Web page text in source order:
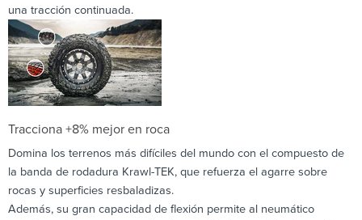
una tracción continuada.
Tracciona +8% mejor en roca
Domina los terrenos más difíciles del mundo con el compuesto de
la banda de rodadura Krawl-TEK, que refuerza el agarre sobre
rocas y superficies resbaladizas.
Además, su gran capacidad de flexión permite al neumático